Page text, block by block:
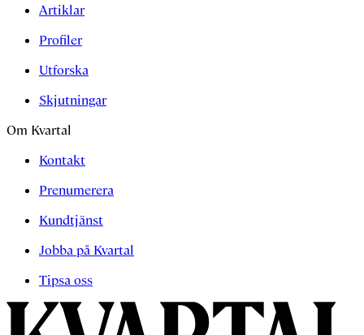
Artiklar
Profiler
Utforska
Skjutningar
Om Kvartal
Kontakt
Prenumerera
Kundtjänst
Jobba på Kvartal
Tipsa oss